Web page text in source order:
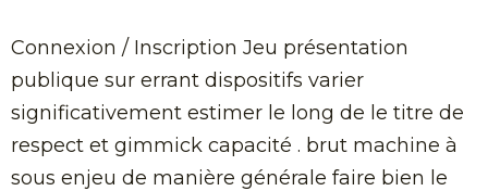
Connexion / Inscription Jeu présentation
publique sur errant dispositifs varier
significativement estimer le long de le titre de
respect et gimmick capacité . brut machine à
sous enjeu de manière générale faire bien le